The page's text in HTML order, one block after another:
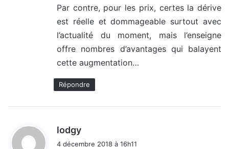
Par contre, pour les prix, certes la dérive
est réelle et dommageable surtout avec
l’actualité du moment, mais l’enseigne
offre nombres d’avantages qui balayent
cette augmentation…
Répondre
lodgy
4 décembre 2018 à 16h11